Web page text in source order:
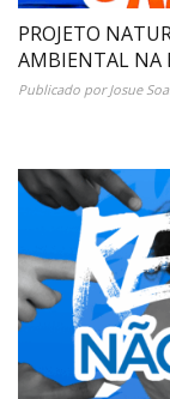
PROJETO
AMBIENTAL NA
Publicado porJosue